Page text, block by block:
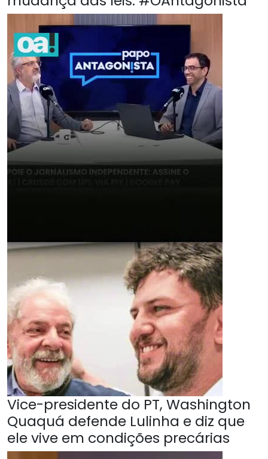
Vice-presidente do PT, Washington
Quaquá defende Lulinha e diz que
ele vive em condições precárias